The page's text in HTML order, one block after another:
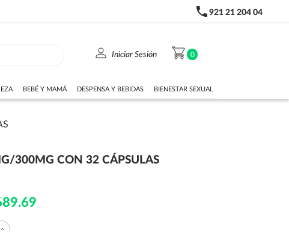
phone 921 21 204 04
person Iniciar Sesión shopping_cart 0
BEBÉ Y MAMÁ DESPENSA Y BEBIDAS BIENESTAR SEXUAL
300MG CON 32 CÁPSULAS
expand_less